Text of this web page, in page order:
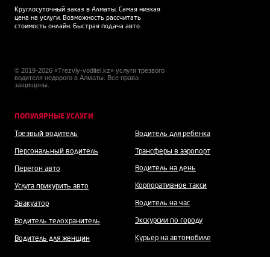
Круглосуточный заказ в Алматы. Самая низкая
цена на услуги. Возможность рассчитать
стоимость онлайн. Быстрая подача авто.
© 2019-2026 «Trezviy-voditel.kz» услуги трезвого
водителя недорого в Алматы. Все права
защищены.
ПОПУЛЯРНЫЕ УСЛУГИ
Трезвый водитель
Персональный водитель
Перегон авто
Услуга прикурить авто
Эвакуатор
Водитель телохранитель
Водитель для женщин
Водитель для ребенка
Трансферы в аэропорт
Водитель на день
Корпоративное такси
Водитель на час
Экскурсии по городу
Курьер на автомобиле